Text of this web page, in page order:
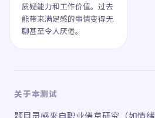
质疑能力和工作价值。过去
能带来满足感的事情变得无
聊甚至令人厌倦。
关于本测试
题目灵感来自职业倦怠研究（如情